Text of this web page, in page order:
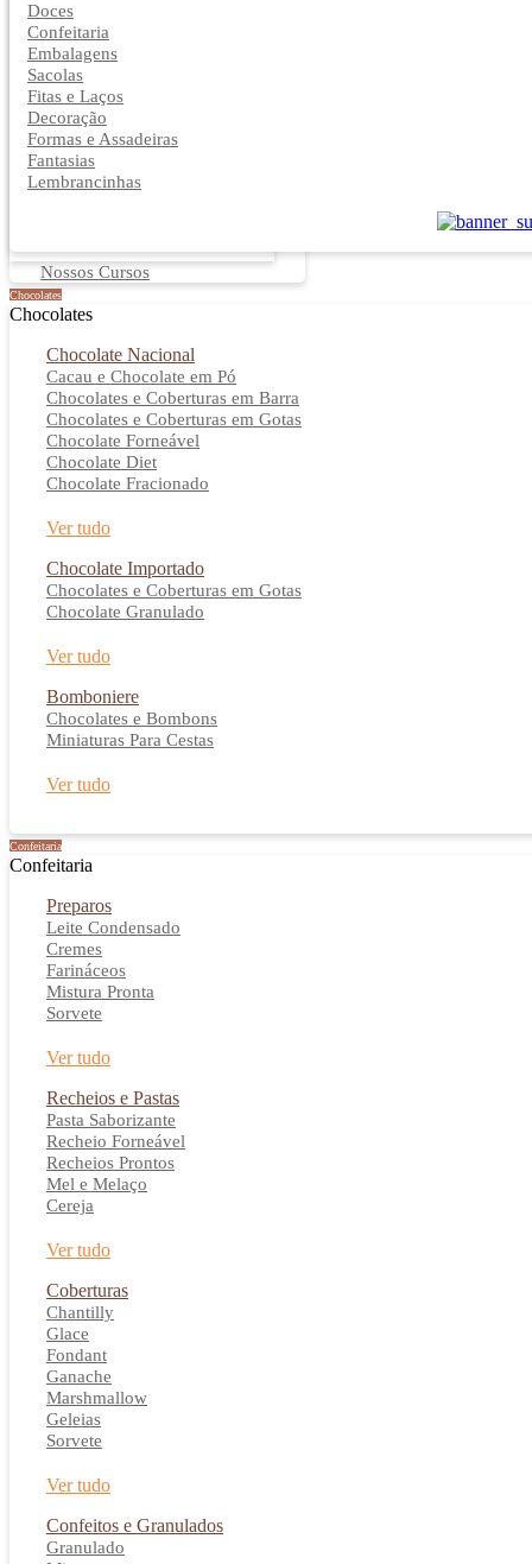
Doces
Confeitaria
Embalagens
Sacolas
Fitas e Laços
Decoração
Formas e Assadeiras
Fantasias
Lembrancinhas
Nossos Cursos
Chocolates
Chocolates
Chocolate Nacional
Cacau e Chocolate em Pó
Chocolates e Coberturas em Barra
Chocolates e Coberturas em Gotas
Chocolate Forneável
Chocolate Diet
Chocolate Fracionado
Ver tudo
Chocolate Importado
Chocolates e Coberturas em Gotas
Chocolate Granulado
Ver tudo
Bomboniere
Chocolates e Bombons
Miniaturas Para Cestas
Ver tudo
Confeitaria
Confeitaria
Preparos
Leite Condensado
Cremes
Farináceos
Mistura Pronta
Sorvete
Ver tudo
Recheios e Pastas
Pasta Saborizante
Recheio Forneável
Recheios Prontos
Mel e Melaço
Cereja
Ver tudo
Coberturas
Chantilly
Glace
Fondant
Ganache
Marshmallow
Geleias
Sorvete
Ver tudo
Confeitos e Granulados
Granulado